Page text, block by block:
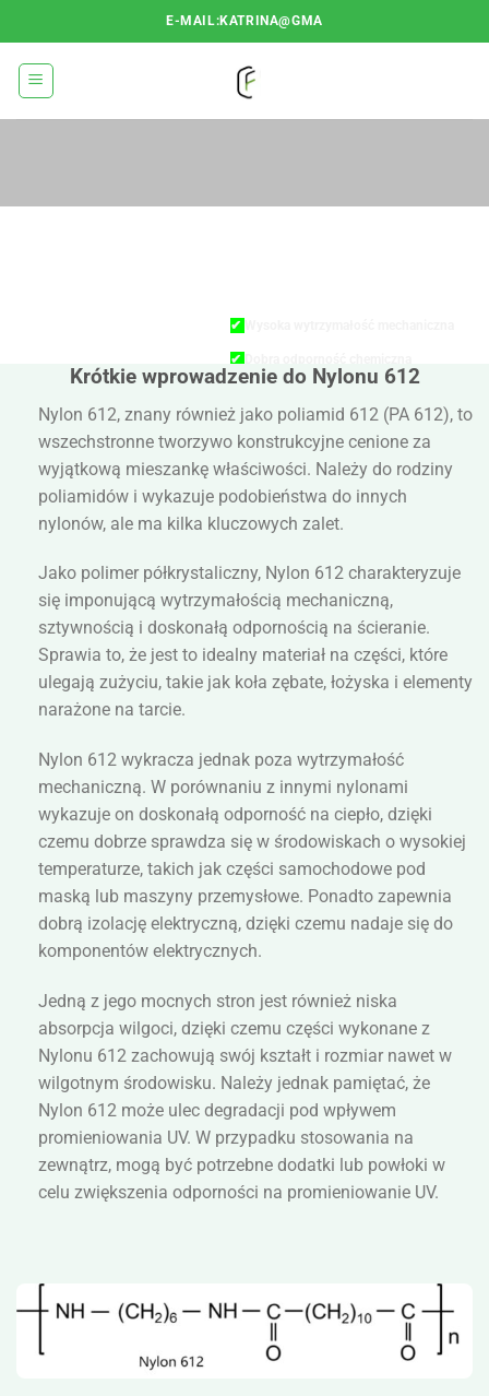
do
treści
E-MAIL:KATRINA@GMA
✔
✔
Doskonała odporność na ścieranie
✔Niska absorpcja wilgoci
Dobry izolator elektryczny
Krótkie wprowadzenie do Nylonu 612
Nylon 612, znany również jako poliamid 612 (PA 612), to
wszechstronne tworzywo konstrukcyjne cenione za
wyjątkową mieszankę właściwości. Należy do rodziny
poliamidów i wykazuje podobieństwa do innych
nylonów, ale ma kilka kluczowych zalet.
Jako polimer półkrystaliczny, Nylon 612 charakteryzuje
się imponującą wytrzymałością mechaniczną,
sztywnością i doskonałą odpornością na ścieranie.
Sprawia to, że jest to idealny materiał na części, które
ulegają zużyciu, takie jak koła zębate, łożyska i elementy
narażone na tarcie.
Nylon 612 wykracza jednak poza wytrzymałość
mechaniczną. W porównaniu z innymi nylonami
wykazuje on doskonałą odporność na ciepło, dzięki
czemu dobrze sprawdza się w środowiskach o wysokiej
temperaturze, takich jak części samochodowe pod
maską lub maszyny przemysłowe. Ponadto zapewnia
dobrą izolację elektryczną, dzięki czemu nadaje się do
komponentów elektrycznych.
Jedną z jego mocnych stron jest również niska
absorpcja wilgoci, dzięki czemu części wykonane z
Nylonu 612 zachowują swój kształt i rozmiar nawet w
wilgotnym środowisku. Należy jednak pamiętać, że
Nylon 612 może ulec degradacji pod wpływem
promieniowania UV. W przypadku stosowania na
zewnątrz, mogą być potrzebne dodatki lub powłoki w
celu zwiększenia odporności na promieniowanie UV.